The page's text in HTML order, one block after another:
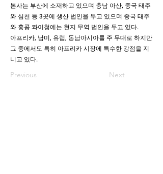
본사는 부산에 소재하고 있으며 충남 아산, 중국 태주
와 심천 등 3곳에 생산 법인을 두고 있으며 중국 태주
와 홍콩 콰이청에는 현지 무역 법인을 두고 있다.
아프리카, 남미, 유럽, 동남아시아를 주 무대로 하지만
그 중에서도 특히 아프리카 시장에 특수한 강점을 지
니고 있다.
Previous
Next